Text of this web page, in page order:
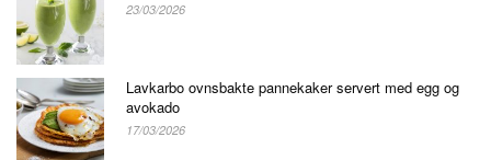
23/03/2026
Lavkarbo ovnsbakte pannekaker servert med egg og
avokado
17/03/2026